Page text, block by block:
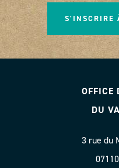
S'INSCRIRE
OFFICE
DU
3 rue du